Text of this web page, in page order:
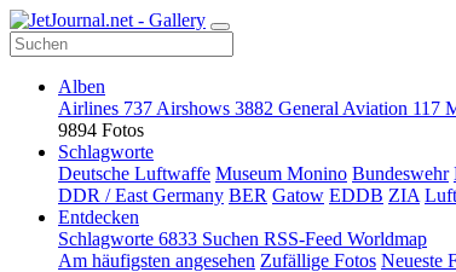
Alben
Airlines 737 Airshows 3882 General Aviation 117
9894 Fotos
Schlagworte
Deutsche Luftwaffe Museum Monino Bundeswehr
DDR / East Germany BER Gatow EDDB ZIA
Entdecken
Schlagworte 6833 Suchen RSS-Feed Worldmap
Am häufigsten angesehen Zufällige Fotos Neueste